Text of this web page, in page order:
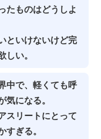
たものはどうしよ
といけないけど完
しい。
中で、軽くても呼
気になる。
スリートにとって
すぎる。